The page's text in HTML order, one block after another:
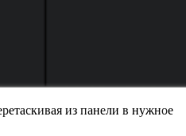
из панели в нужное